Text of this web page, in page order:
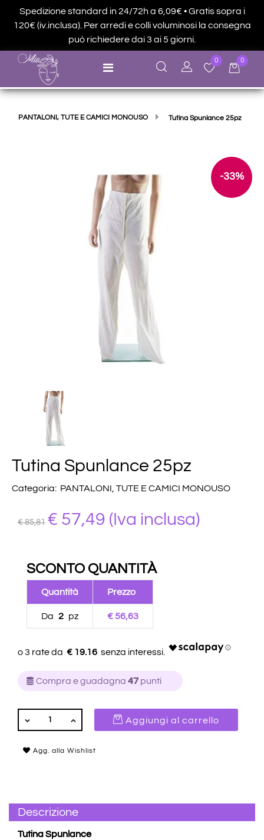
Spedizione standard in 24/72h a 6,09€ • Gratis sopra i
120€ (iv.inclusa). Per arredi e colli voluminosi la consegna
può richiedere dai 3 ai 5 giorni.
Open menu
0 0
PANTALONI, TUTE E CAMICI MONOUSO Tutina Spunlance 25pz
-33%
Tutina Spunlance 25pz
Categoria: PANTALONI, TUTE E CAMICI MONOUSO
€ 85,81 € 57,49 (Iva inclusa)
SCONTO QUANTITÀ
Quantità Prezzo
Da 2 pz € 56,63
€ 19.16
Compra e guadagna 47 punti
QUANTITÀ
Aggiungi al carrello
Agg. alla Wishlist
Descrizione
Tutina Spunlance